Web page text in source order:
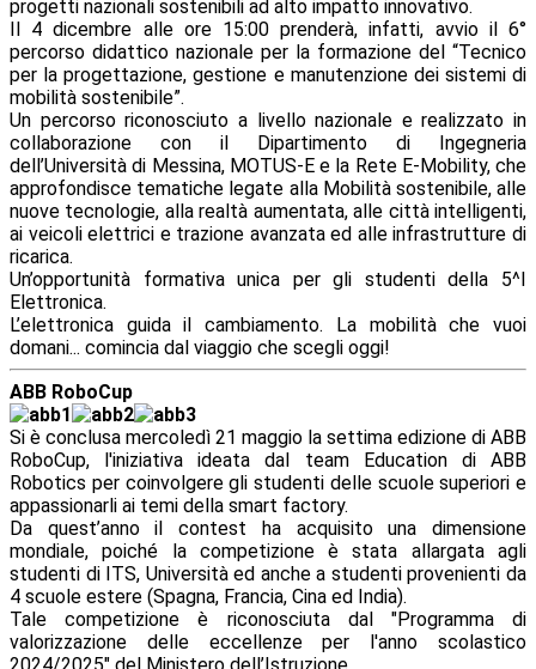
progetti nazionali sostenibili ad alto impatto innovativo.
Il 4 dicembre alle ore 15:00 prenderà, infatti, avvio il 6°
percorso didattico nazionale per la formazione del “Tecnico
per la progettazione, gestione e manutenzione dei sistemi di
mobilità sostenibile”.
Un percorso riconosciuto a livello nazionale e realizzato in
collaborazione con il Dipartimento di Ingegneria
dell’Università di Messina, MOTUS-E e la Rete E-Mobility, che
approfondisce tematiche legate alla Mobilità sostenibile, alle
nuove tecnologie, alla realtà aumentata, alle città intelligenti,
ai veicoli elettrici e trazione avanzata ed alle infrastrutture di
ricarica.
Un’opportunità formativa unica per gli studenti della 5^I
Elettronica.
L’elettronica guida il cambiamento. La mobilità che vuoi
domani... comincia dal viaggio che scegli oggi!
ABB RoboCup
Si è conclusa mercoledì 21 maggio la settima edizione di ABB
RoboCup, l'iniziativa ideata dal team Education di ABB
Robotics per coinvolgere gli studenti delle scuolesuperiori e
appassionarli ai temi della smart factory.
Da quest’anno il contest ha acquisito una dimensione
mondiale, poiché la competizione è stata allargata agli
studenti di ITS, Università ed anche a studenti provenienti da
4 scuole estere (Spagna, Francia, Cina ed India).
Tale competizione è riconosciuta dal "Programma di
valorizzazione delle eccellenze per l'anno scolastico